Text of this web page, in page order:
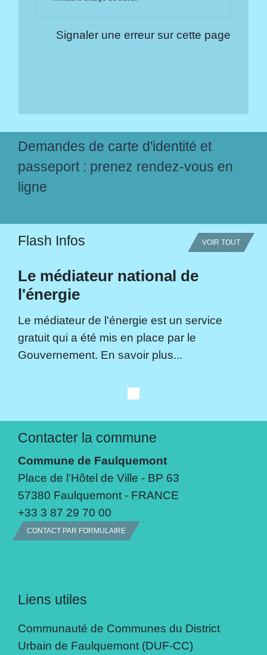
Signaler une erreur sur cette page
Demandes de carte d'identité et
passeport : prenez rendez-vous en
ligne
Flash Infos VOIR TOUT
Le médiateur national de
l'énergie
Le médiateur de l'énergie est un service
gratuit qui a été mis en place par le
Gouvernement. En savoir plus...
Contacter la commune
Commune de Faulquemont
Place de l'Hôtel de Ville - BP 63
57380 Faulquemont - FRANCE
+33 3 87 29 70 00
CONTACT PAR FORMULAIRE
Liens utiles
Communauté de Communes du District
Urbain de Faulquemont (DUF-CC)